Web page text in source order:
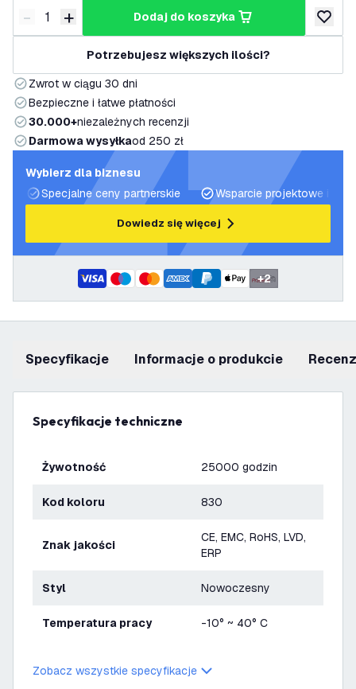
Zmniejsz ilość
- Zwiększ ilość
+ dodaj do koszyka
dodaj
Potrzebujesz większych ilości?
Zwrot w ciągu 30 dni
Bezpieczne i łatwe płatności
30.000+niezależnych recenzji
Darmowa wysyłkaod 250 zł
Wybierz dla biznesu
Specjalne ceny partnerskie
Wsparcie projektowe i
Dowiedz się więcej
+2
Specyfikacje informacje o produkcie
Specyfikacje techniczne
Żywotność 25000 godzin
Kod koloru 830
Znak jakości
CE, EMC, RoHS, LVD,
ERP
Styl Nowoczesny
Temperatura pracy -10° ~ 40° C
Zobacz wszystkie specyfikacje